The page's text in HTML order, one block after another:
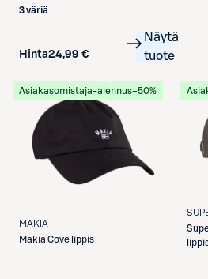
3 väriä
Hinta24,99 €
Näytä
tuote
Asiakasomistaja-alennus−50%
MAKIA
Makia Cove lippis